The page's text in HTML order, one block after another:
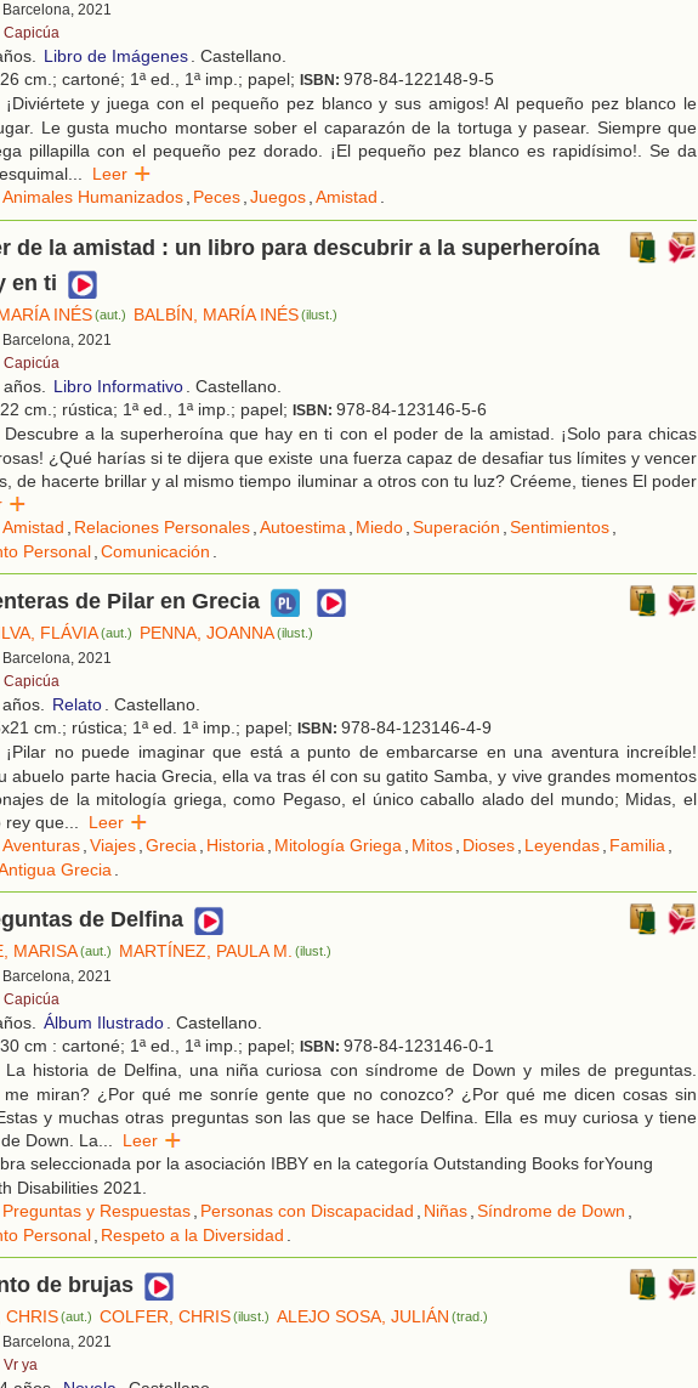
Barcelona, 2021
Capicúa
Libro de Imágenes. Castellano.
cm.; cartoné; 1ª ed., 1ª imp.; papel; ISBN: 978-84-122148-9-5
¡Diviértete y juega con el pequeño pez blanco y sus amigos! Al pequeño pez blanco le
Le gusta mucho montarse sober el caparazón de la tortuga y pasear. Siempre que
pillapilla con el pequeño pez dorado. ¡El pequeño pez blanco es rapidísimo!. Se da
... Leer
Animales Humanizados, Peces,Juegos,Amistad .
de la amistad : un libro para descubrir a la superheroína
en ti
INÉS(aut.) BALBÍN, MARÍA INÉS(ilust.)
Barcelona, 2021
Capicúa
Libro Informativo. Castellano.
cm.; rústica; 1ª ed., 1ª imp.; papel; ISBN: 978-84-123146-5-6
Descubre a la superheroína que hay en ti con el poder de la amistad. ¡Solo para chicas
¿Qué harías si te dijera que existe una fuerza capaz de desafiar tus límites y vencer
de hacerte brillar y al mismo tiempo iluminar a otros con tu luz? Créeme, tienes El poder
Amistad , Relaciones Personales,Autoestima, Miedo,Superación ,Sentimientos,
Personal,Comunicación .
de Pilar en Grecia
FLÁVIA(aut.) PENNA, JOANNA(ilust.)
Barcelona, 2021
Capicúa
Relato. Castellano.
cm.; rústica; 1ª ed. 1ª imp.; papel; ISBN: 978-84-123146-4-9
¡Pilar no puede imaginar que está a punto de embarcarse en una aventura increíble!
abuelo parte hacia Grecia, ella va tras él con su gatito Samba, y vive grandes momentos
de la mitología griega, como Pegaso, el único caballo alado del mundo; Midas, el
rey que... Leer
Aventuras,Viajes,Grecia, Historia, Mitología Griega, Mitos, Dioses, Leyendas, Familia,
Grecia.
de Delfina
MARISA(aut.) MARTÍNEZ, PAULA M. (ilust.)
Barcelona, 2021
Capicúa
Álbum Ilustrado. Castellano.
cm : cartoné; 1ª ed., 1ª imp.; papel; ISBN: 978-84-123146-0-1
La historia de Delfina, una niña curiosa con síndrome de Down y miles de preguntas.
miran? ¿Por qué me sonríe gente que no conozco? ¿Por qué me dicen cosas sin
y muchas otras preguntas son las que se hace Delfina. Ella es muy curiosa y tiene
Down. La... Leer
seleccionada por la asociación IBBY en la categoría Outstanding Books forYoung
Disabilities 2021.
Preguntas y Respuestas, Personas con Discapacidad , Niñas,Síndrome de Down ,
Personal, Respeto a la Diversidad .
de brujas
CHRIS(aut.) COLFER, CHRIS(ilust.) ALEJO SOSA, JULIÁN (trad.)
Barcelona, 2021
Vr ya